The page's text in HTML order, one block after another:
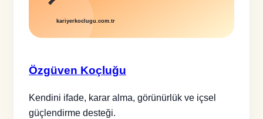
Özgüven Koçluğu
Kendini ifade, karar alma, görünürlük ve içsel
güçlendirme desteği.